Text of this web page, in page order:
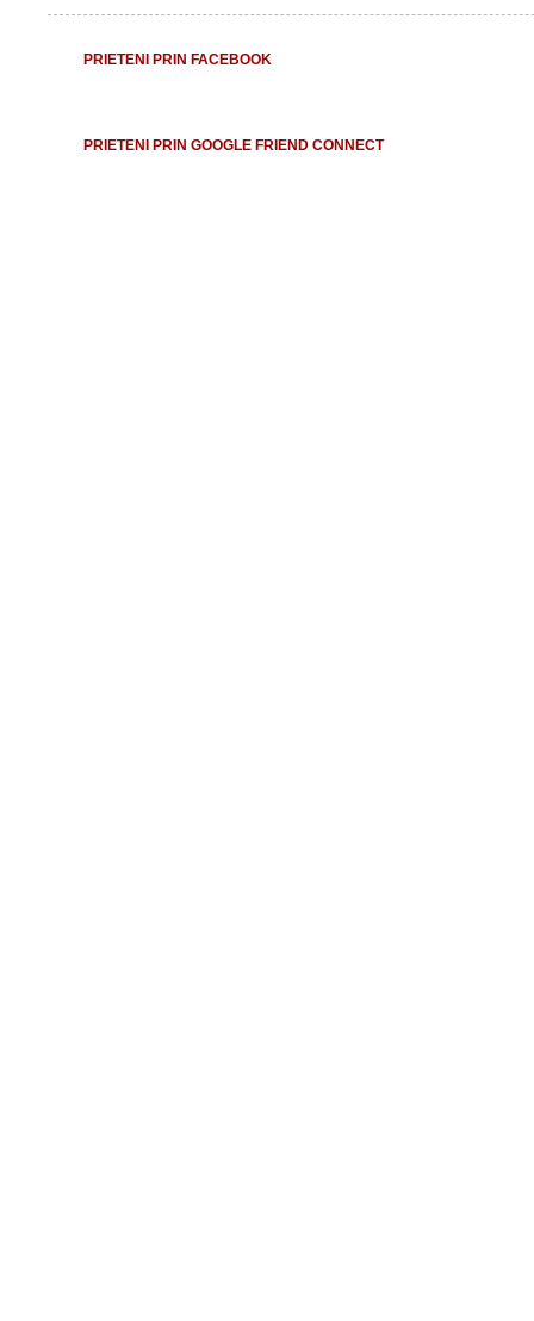
PRIETENI PRIN FACEBOOK
PRIETENI PRIN GOOGLE FRIEND CONNECT